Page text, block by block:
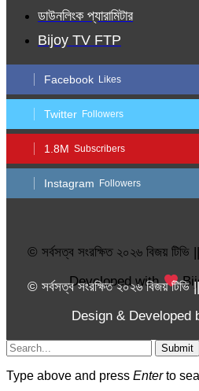
ডাউনলিংক প্যারামিটার
Bijoy TV FTP
Facebook Likes
Twitter Followers
1.8M Subscribers
Instagram Followers
© সর্বসত্ব সংরক্ষিত ২০২৬ বিজয়
Developed with
© সর্বসত্ব সংরক্ষিত ২০২৬ বিজয়
Design & Developed
Submit
Type above and press Enterto